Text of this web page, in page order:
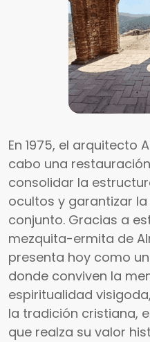
En 1975, el arquitecto
cabo una
consolidar la
ocultos y garantizar
conjunto. Gracias a
mezquita-ermita de
presenta hoy como
donde conviven la
espiritualidad
la tradición cristiana,
que realza su valor